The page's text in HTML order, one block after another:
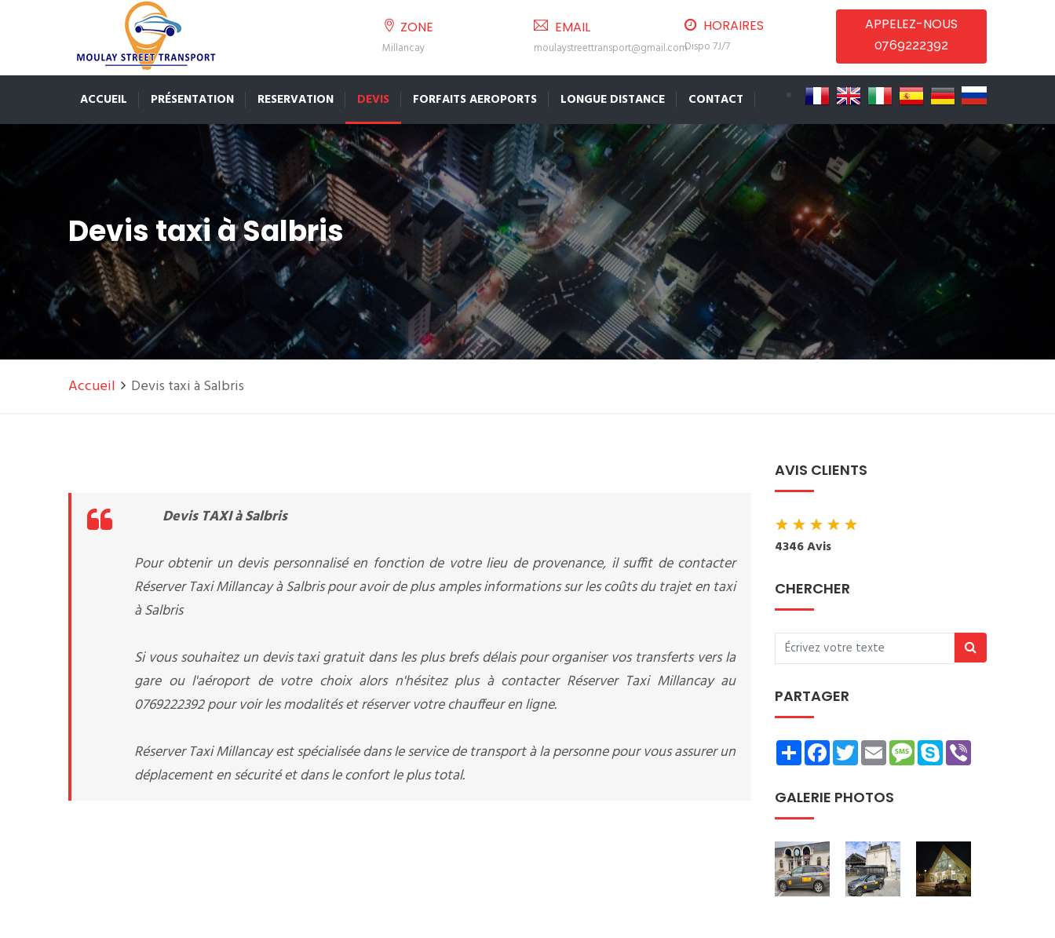
ZONE
Millancay
EMAIL
moulaystreettransport@gmail.com
HORAIRES
Dispo 7J/7
APPELEZ-NOUS
0769222392
ACCUEIL PRÉSENTATION RESERVATION DEVIS FORFAITS AEROPORTS LONGUE DISTANCE CONTACT
Devis taxi à Salbris
Accueil Devis taxi à Salbris
Devis TAXI à Salbris
Pour obtenir un devis personnalisé en fonction de votre lieu de provenance, il suffit de contacter
Réserver Taxi Millancay à Salbris pour avoir de plus amples informations sur les coûts du trajet en taxi
à Salbris
Si vous souhaitez un devis taxi gratuit dans les plus brefs délais pour organiser vos transferts vers la
gare ou l'aéroport de votre choix alors n'hésitez plus à contacter Réserver Taxi Millancay au
0769222392 pour voir les modalités et réserver votre chauffeur en ligne.
Réserver Taxi Millancay est spécialisée dans le service de transport à la personne pour vous assurer un
déplacement en sécurité et dans le confort le plus total.
AVIS CLIENTS
★★★★★
4346 Avis
CHERCHER
PARTAGER
ShareFacebookTwitterEmailMessage
Skype
GALERIE PHOTOS